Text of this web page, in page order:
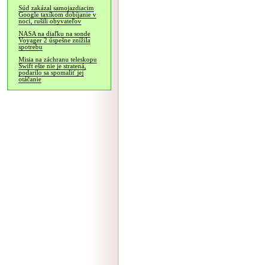
Súd zakázal samojazdiacim
Google taxíkom dobíjanie v
noci, rušili obyvateľov
NASA na diaľku na sonde
Voyager 2 úspešne znížila
spotrebu
Misia na záchranu teleskopu
Swift ešte nie je stratená,
podarilo sa spomaliť jej
otáčanie